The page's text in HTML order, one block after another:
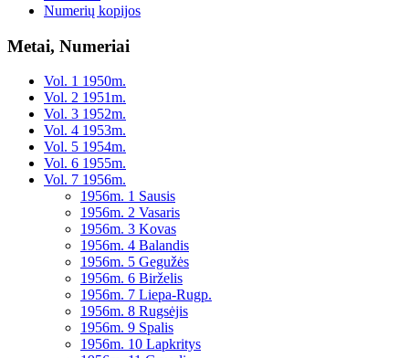
Numerių kopijos
Metai, Numeriai
Vol. 1 1950m.
Vol. 2 1951m.
Vol. 3 1952m.
Vol. 4 1953m.
Vol. 5 1954m.
Vol. 6 1955m.
Vol. 7 1956m.
1956m. 1 Sausis
1956m. 2 Vasaris
1956m. 3 Kovas
1956m. 4 Balandis
1956m. 5 Gegužės
1956m. 6 Birželis
1956m. 7 Liepa-Rugp.
1956m. 8 Rugsėjis
1956m. 9 Spalis
1956m. 10 Lapkritys